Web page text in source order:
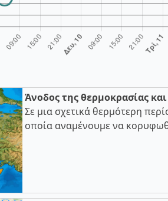
Άνοδος της θερμοκρασίας
Σε μια σχετικά θερμότερη
οποία αναμένουμε να